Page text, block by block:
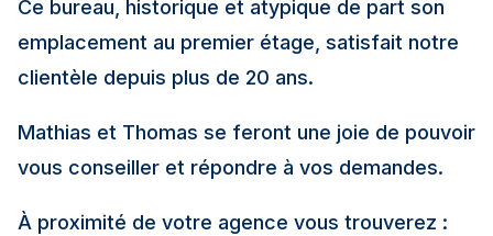
Ce bureau, historique et atypique de part son
emplacement au premier étage, satisfait notre
clientèle depuis plus de 20 ans.
Mathias et Thomas se feront une joie de pouvoir
vous conseiller et répondre à vos demandes.
À proximité de votre agence vous trouverez :